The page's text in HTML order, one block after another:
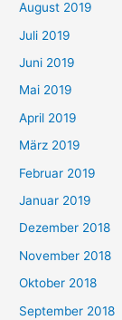
August 2019
Juli 2019
Juni 2019
Mai 2019
April 2019
März 2019
Februar 2019
Januar 2019
Dezember 2018
November 2018
Oktober 2018
September 2018